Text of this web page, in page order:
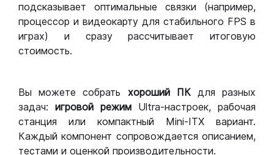
подсказывает оптимальные связки (например,
процессор и видеокарту для стабильного FPS в
играх) и сразу рассчитывает итоговую
стоимость.
Вы можете собрать хороший ПКдля разных
задач: игровой режим Ultra-настроек, рабочая
станция или компактный Mini-ITX вариант.
Каждый компонент сопровождается описанием,
тестами и оценкой производительности.